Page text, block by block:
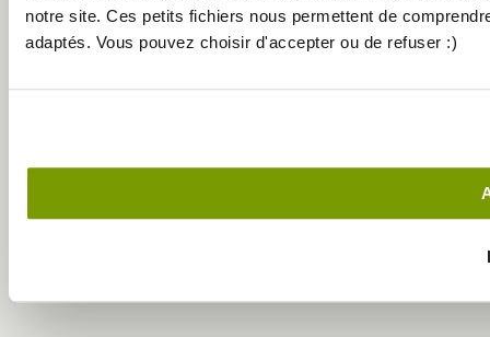
notre site. Ces petits fichiers nous permettent de
adaptés. Vous pouvez choisir d'accepter ou de refuser :)